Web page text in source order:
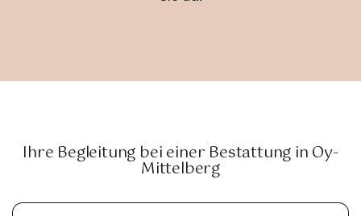
Ihre Begleitung bei einer Bestattung in Oy-
Mittelberg